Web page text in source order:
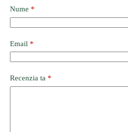
Nume *
Email *
Recenzia ta *